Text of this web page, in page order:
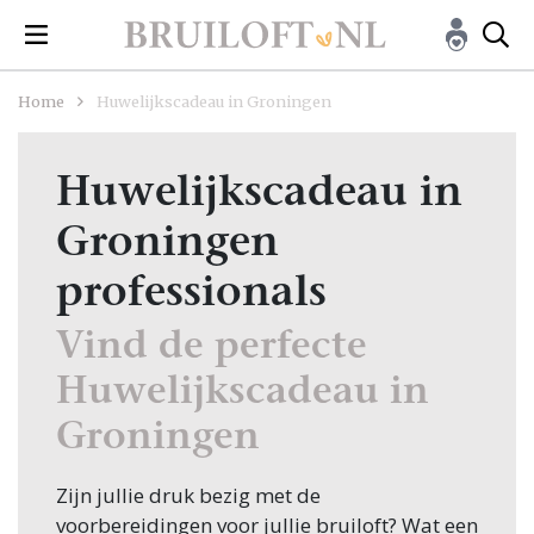
Home Huwelijkscadeau in Groningen
Huwelijkscadeau in
Groningen
professionals
Vind de perfecte
Huwelijkscadeau in
Groningen
Zijn jullie druk bezig met de
voorbereidingen voor jullie bruiloft? Wat een